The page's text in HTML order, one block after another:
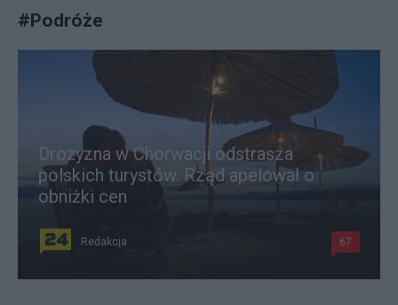
#Podróże
Drożyzna w Chorwacji odstrasza
polskich turystów. Rząd apelował o
obniżki cen
Redakcja 67